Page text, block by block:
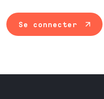
Se connecter